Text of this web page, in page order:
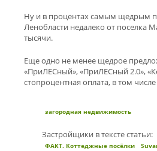
Ну и в процентах самым щедрым
Ленобласти недалеко от поселка
тысячи.
Еще одно не менее щедрое
«ПриЛЕСный», «ПриЛЕСный 2.0»,
стопроцентная оплата, в том
загородная недвижимость
Застройщики в тексте статьи:
ФАКТ. Коттеджные посёлки